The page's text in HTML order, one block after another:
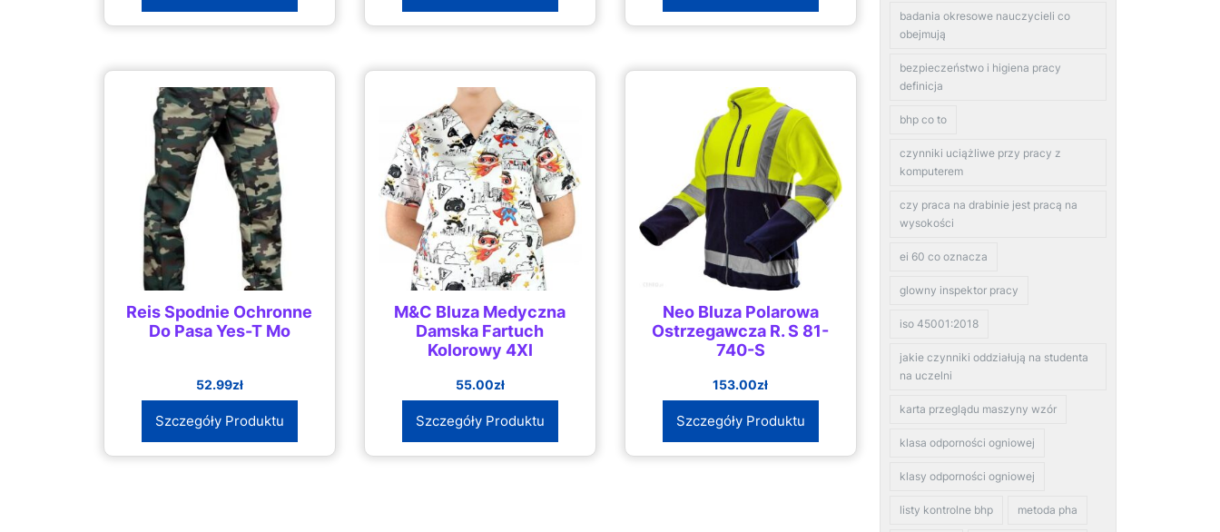
Reis Spodnie Ochronne
Do Pasa Yes-T Mo
52.99zł
Szczegóły Produktu
M&C Bluza Medyczna
Damska Fartuch
Kolorowy 4Xl
55.00zł
Szczegóły Produktu
Neo Bluza Polarowa
Ostrzegawcza R. S 81-
740-S
153.00zł
Szczegóły Produktu
badania okresowe nauczycieli co
obejmują
bezpieczeństwo i higiena pracy
definicja
bhp co to
czynniki uciążliwe przy pracy z
komputerem
czy praca na drabinie jest pracą na
wysokości
ei 60 co oznacza
glowny inspektor pracy
iso 45001:2018
jakie czynniki oddziałują na studenta
na uczelni
karta przeglądu maszyny wzór
klasa odporności ogniowej
klasy odporności ogniowej
listy kontrolne bhp metoda pha